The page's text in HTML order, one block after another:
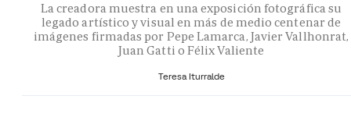
La creadora muestra en una exposición fotográfica su
legado artístico y visual en más de medio centenar de
imágenes firmadas por Pepe Lamarca, Javier Vallhonrat,
Juan Gatti o Félix Valiente
Teresa Iturralde